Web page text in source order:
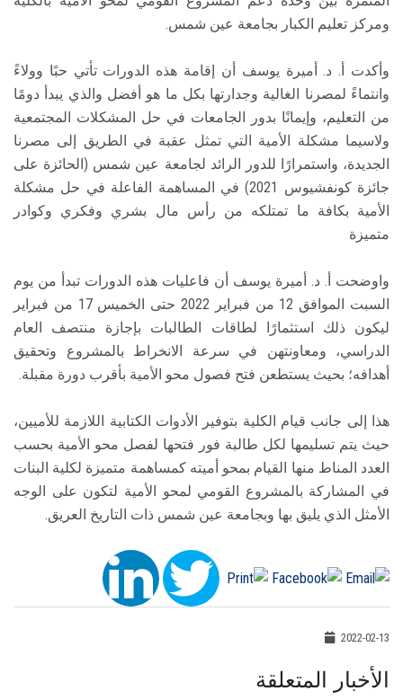
ومركز تعليم الكبار بجامعة عين شمس.
وأكدت أ. د. أميرة يوسف أن إقامة هذه الدورات تأتي حبًا وولاءً
وانتماءً لمصرنا الغالية وجدارتها بكل ما هو أفضل والذي يبدأ دومًا
من التعليم، وإيمانًا بدور الجامعات في حل المشكلات المجتمعية
ولاسيما مشكلة الأمية التي تمثل عقبة في الطريق إلى مصرنا
الجديدة، واستمرارًا للدور الرائد لجامعة عين شمس (الحائزة على
جائزة كونفشيوس 2021) في المساهمة الفاعلة في حل مشكلة
الأمية بكافة ما تمتلكه من رأس مال بشري وفكري وكوادر
متميزة
واوضحت أ. د. أميرة يوسف أن فاعليات هذه الدورات تبدأ من يوم
السبت الموافق 12 من فبراير 2022 حتى الخميس 17 من فبراير
ليكون ذلك استثمارًا لطاقات الطالبات بإجازة منتصف العام
الدراسي، ومعاونتهن في سرعة الانخراط بالمشروع وتحقيق
أهدافه؛ بحيث يستطعن فتح فصول محو الأمية بأقرب دورة مقبلة.
هذا إلى جانب قيام الكلية بتوفير الأدوات الكتابية اللازمة للأميين،
حيث يتم تسليمها لكل طالبة فور فتحها لفصل محو الأمية بحسب
العدد المناط منها القيام بمحو أميته كمساهمة متميزة لكلية البنات
في المشاركة بالمشروع القومي لمحو الأمية لتكون على الوجه
الأمثل الذي يليق بها وبجامعة عين شمس ذات التاريخ العريق.
2022-02-13
الأخبار المتعلقة